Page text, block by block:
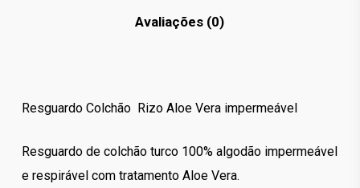
Avaliações (0)
Resguardo Colchão Rizo Aloe Vera impermeável
Resguardo de colchão turco 100% algodão impermeável
e respirável com tratamento Aloe Vera.